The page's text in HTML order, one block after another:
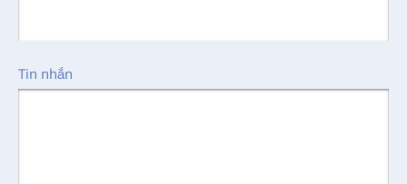
Tin nhắn